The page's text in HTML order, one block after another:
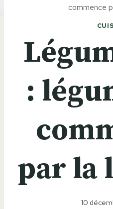
commence
:
par la
10